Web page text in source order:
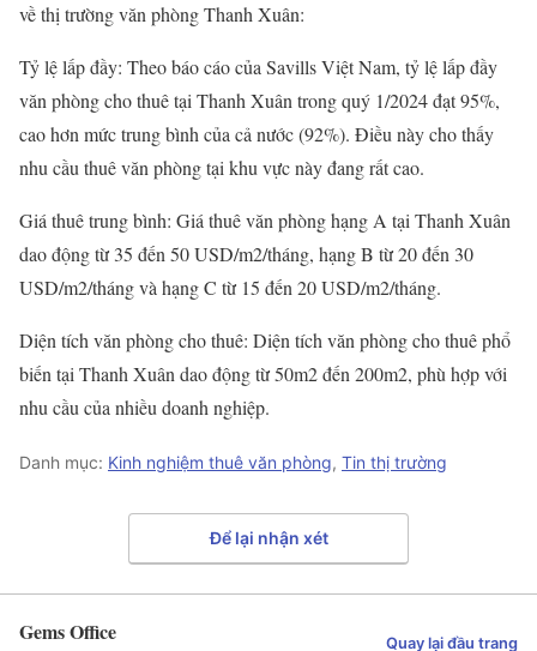
về thị trường văn phòng Thanh Xuân:
Tỷ lệ lấp đầy: Theo báo cáo của Savills Việt Nam, tỷ lệ lấp đầy
văn phòng cho thuê tại Thanh Xuân trong quý 1/2024 đạt 95%,
cao hơn mức trung bình của cả nước (92%). Điều này cho thấy
nhu cầu thuê văn phòng tại khu vực này đang rất cao.
Giá thuê trung bình: Giá thuê văn phòng hạng A tại Thanh Xuân
dao động từ 35 đến 50 USD/m2/tháng, hạng B từ 20 đến 30
USD/m2/tháng và hạng C từ 15 đến 20 USD/m2/tháng.
Diện tích văn phòng cho thuê: Diện tích văn phòng cho thuê phổ
biến tại Thanh Xuân dao động từ 50m2 đến 200m2, phù hợp với
nhu cầu của nhiều doanh nghiệp.
Danh mục: Kinh nghiệm thuê văn phòng, Tin thị trường
Để lại nhận xét
Gems Office Quay lại đầu trang